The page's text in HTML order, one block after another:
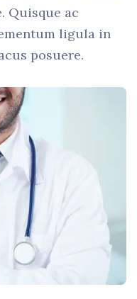
Quisque ac
ligula in
posuere.